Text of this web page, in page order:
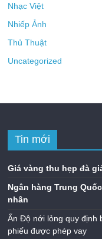
Nhạc Việt
Nhiếp Ảnh
Thủ Thuật
Uncategorized
Tin mới
Giá vàng thu hẹp đà
Ngân hàng Trung
nhân
Ấn Độ nới lỏng quy định
phiếu được phép vay